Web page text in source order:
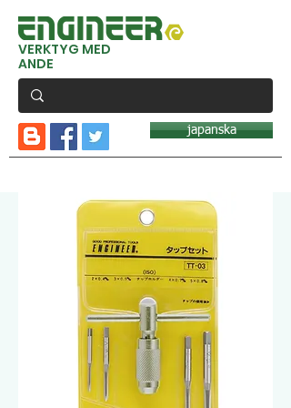
VERKTYG MED
ANDE
japanska